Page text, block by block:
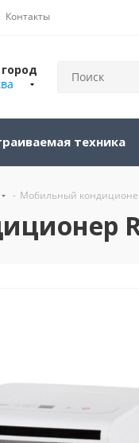
Контакты
техника
- Мобильный